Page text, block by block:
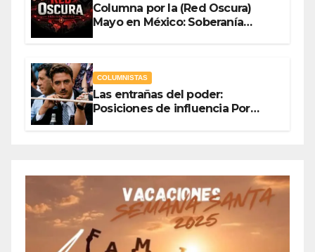
Columna por la (Red Oscura)
Mayo en México: Soberanía
COLUMNISTAS
Las entrañas del poder:
Posiciones de influencia Por